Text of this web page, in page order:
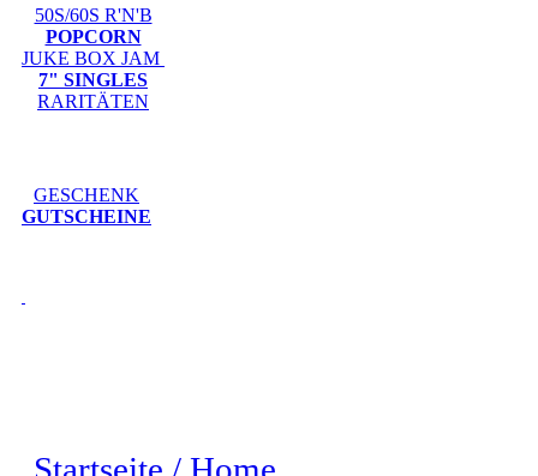
50S/60S R'N'B
POPCORN
JUKE BOX JAM
7" SINGLES
RARITÄTEN
GESCHENK
GUTSCHEINE